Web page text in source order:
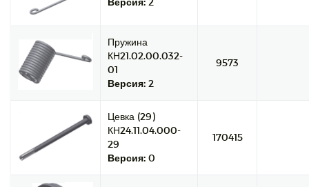
Пружина
КН21.02.00.032-
01
Версия: 2
9573
Цевка (29)
КН24.11.04.000-
29
Версия: 0
170415